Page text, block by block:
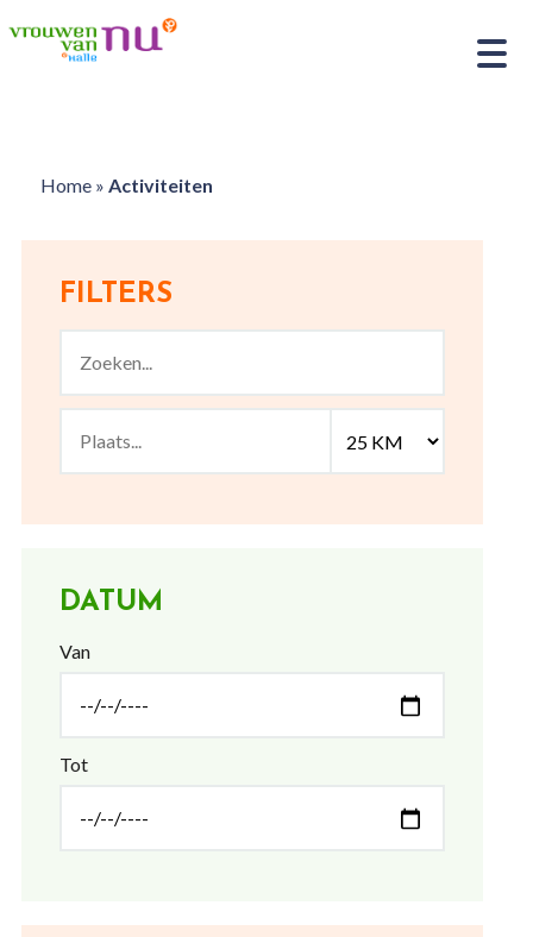
Home» Activiteiten
FILTERS
DATUM
Van
Tot